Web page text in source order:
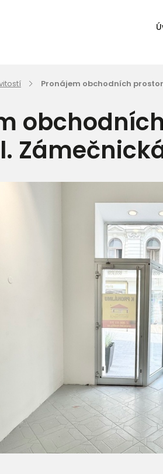
Pronájem obchodních